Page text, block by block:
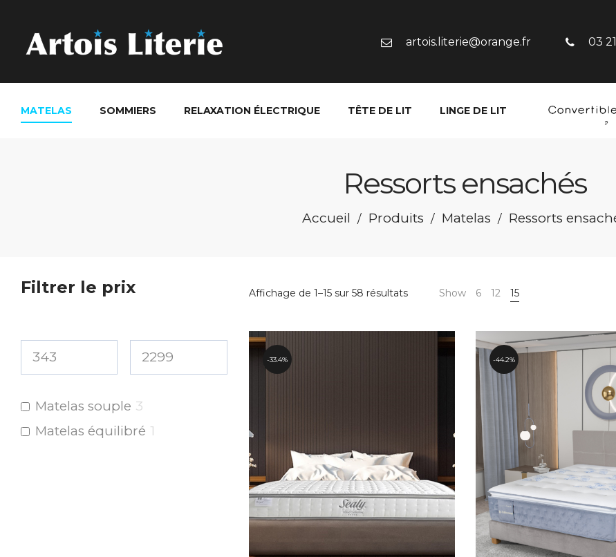
artois.literie@orange.fr 03
MATELAS SOMMIERS RELAXATION ÉLECTRIQUE TÊTE DE LIT LINGE DE LIT
Ressorts ensachés
Accueil / Produits / Matelas / Ressorts
Affichage de 1–15 sur 58 résultatsTrié
décroissant
Show 6 12 15
33.4% 44.2%
Filtrer le prix
Matelas souple 3
Matelas équilibré 1